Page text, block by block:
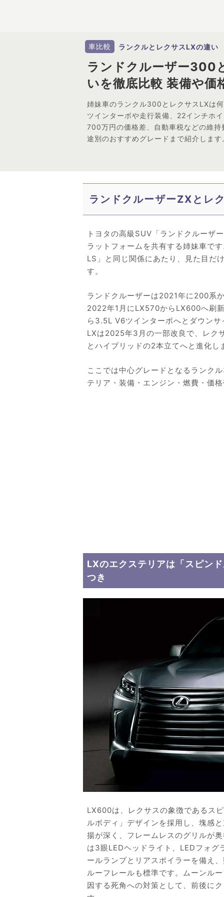
車比較 ランクルとレクサスLXの違い
ランドクルーザー300
いを徹底比較 装備や価
姉妹車のランクル300とレクサスLXは
ツインターボや走行装備、22インチホ
700万円の価格差、自動車税などの維
途別のおすすめグレードまで紹介します
ランドクルーザーZXとレ
トヨタの高級SUV「ランドクルーザ
ラットフォームを共有する姉妹車で
LS」と同じ関係にあたり、見た目だ
す。
ランドクルーザーは2021年に200系
2022年1月にLX570からLX600へ刷
ら3.5L V6ツインターボへとダウン
LXは2025年3月の一部改良で、レク
とハイブリッドの2本立てへと進化し
ここでは中心グレードとなるランク
テリア・装備・エンジン・燃費・価
LXのエクステリアは「スピン
つき
LX600は、レクサスの象徴であるス
ルボディ」デザインを採用し、塊感
揚が深く、フレームレスのグリルが
は3眼LEDヘッドライト、LEDフォグ
ールランプとリアスポイラーを備え
ルーフレールも標準です。ムーンル
因する死角への対策として、前後に